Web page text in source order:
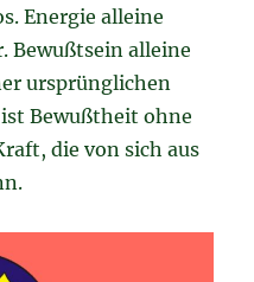
Energie alleine
Bewußtsein alleine
ursprünglichen
Bewußtheit ohne
die von sich aus